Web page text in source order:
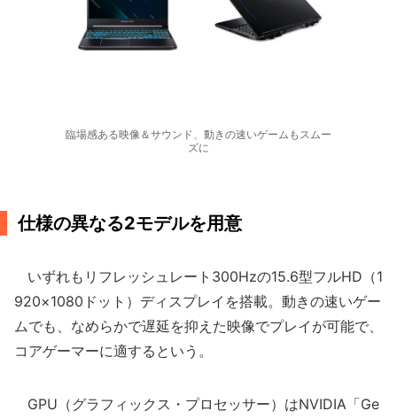
臨場感ある映像＆サウンド、動きの速いゲームもスムー
ズに
仕様の異なる2モデルを用意
いずれもリフレッシュレート300Hzの15.6型フルHD（1
920×1080ドット）ディスプレイを搭載。動きの速いゲー
ムでも、なめらかで遅延を抑えた映像でプレイが可能で、
コアゲーマーに適するという。
GPU（グラフィックス・プロセッサー）はNVIDIA「Ge